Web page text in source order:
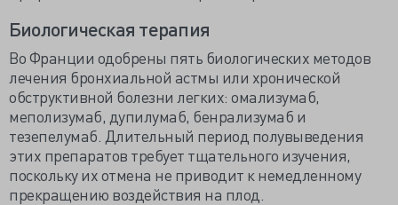
Биологическая терапия
Во Франции одобрены пять биологических методов
лечения бронхиальной астмы или хронической
обструктивной болезни легких: омализумаб,
меполизумаб, дупилумаб, бенрализумаб и
тезепелумаб. Длительный период полувыведения
этих препаратов требует тщательного изучения,
поскольку их отмена не приводит к немедленному
прекращению воздействия на плод.